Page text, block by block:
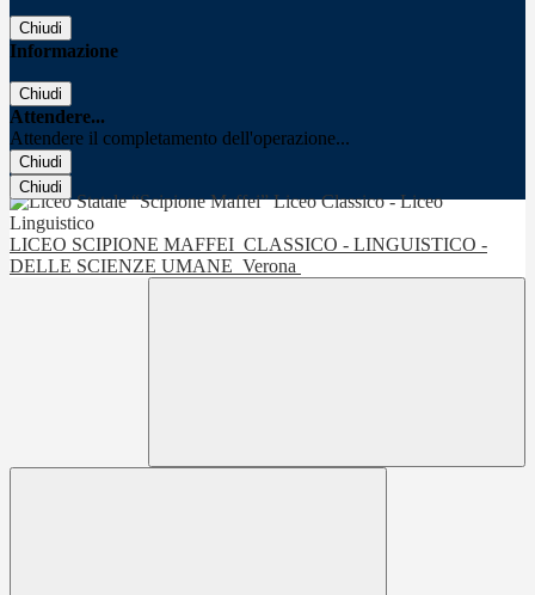
Chiudi
Informazione
Chiudi
Attendere...
Attendere il completamento dell'operazione...
Chiudi
Chiudi
LICEO SCIPIONE MAFFEI CLASSICO - LINGUISTICO -
DELLE SCIENZE UMANE Verona